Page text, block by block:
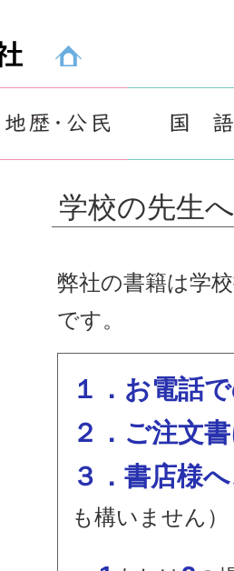
学校の先生へ
弊社の書籍は学
です。
１．お電話
２．ご注文
３．書店様
も構いません）